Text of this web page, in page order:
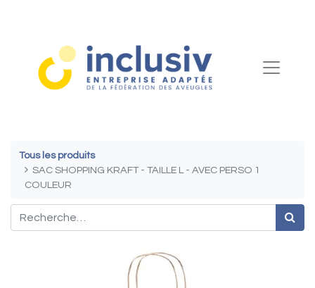
Tous les produits
SAC SHOPPING KRAFT - TAILLE L - AVEC PERSO 1
COULEUR